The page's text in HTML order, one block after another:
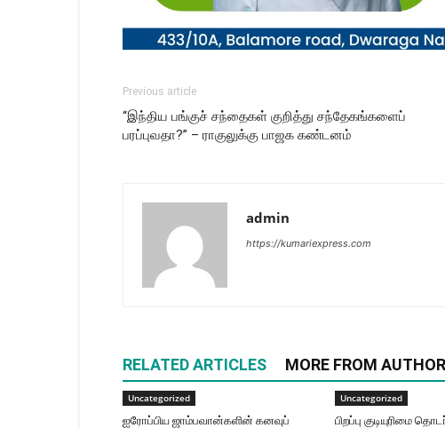
Previous article
“இந்திய பங்குச் சந்தைகள் குறித்து சந்தேகங்களைப்
பரப்புவதா?” – ராகுலுக்கு பாஜக கண்டனம்
admin
https://kumariexpress.com
RELATED ARTICLES MORE FROM AUTHOR
Uncategorized
ஐரோப்பிய ஜாம்பவான்களின் கனவுப்
Uncategorized
பிறப்பு குடியுரிமை